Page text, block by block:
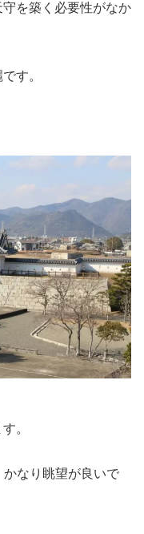
を築く必要性がなか
す。
。
かなり眺望が良いで